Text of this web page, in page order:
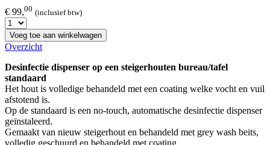
€ 99,00 (inclusief btw)
Voeg toe aan winkelwagen
Overzicht
Desinfectie dispenser op een steigerhouten bureau/tafel
standaard
Het hout is volledige behandeld met een coating welke vocht en vuil
afstotend is.
Op de standaard is een no-touch, automatische desinfectie dispenser
geïnstaleerd.
Gemaakt van nieuw steigerhout en behandeld met grey wash beits,